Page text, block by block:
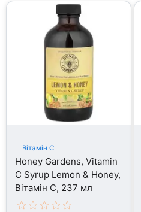
Вітамін C
Honey Gardens, Vitamin
C Syrup Lemon & Honey,
Вітамін C, 237 мл